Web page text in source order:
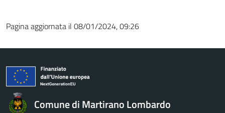
Pagina aggiornata il 08/01/2024, 09:26
Comune di Martirano Lombardo